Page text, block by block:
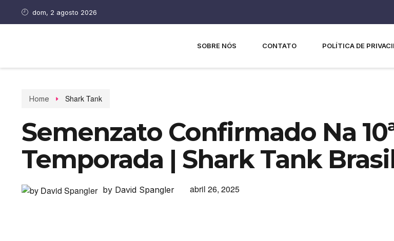
dom, 2 agosto 2026
SOBRE NÓS CONTATO POLÍTICA DE
Home Shark Tank
Semenzato Confirmado Na
Temporada | Shark Tank
by David Spangler abril 26, 2025